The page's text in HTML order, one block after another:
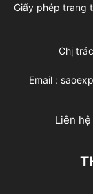
Giấy phép trang
Chị
Email :
Liên